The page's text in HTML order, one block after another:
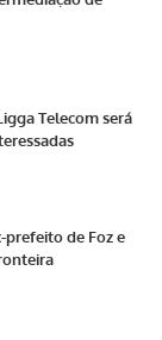
Telecom será
de Foz e